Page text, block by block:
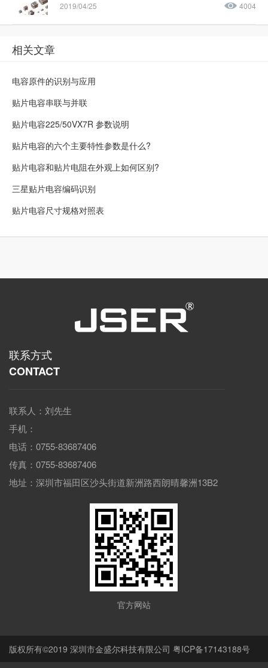
2019/04/25 4004
相关文章
电容原件的识别与应用
贴片电容串联与并联
贴片电容225/50VX7R 参数说明
贴片电容的六个主要特性参数是什么?
贴片电容和贴片电阻在外观上如何区别?
三星贴片电容编码识别
贴片电容尺寸规格对照表
联系方式
CONTACT
联系人：刘先生
手机：
电话：0755-83687406
传真：0755-83687406
地址：深圳市福田区沙头街道新洲路西朗晴馨洲13B2
官方网站
版权所有©2019 深圳市金盛尔科技有限公司 粤ICP备17143188号